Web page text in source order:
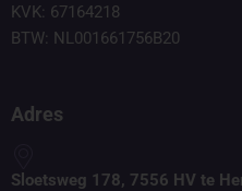
KVK: 67164218
BTW: NL001661756B20
Adres
Sloetsweg 178, 7556 HV te